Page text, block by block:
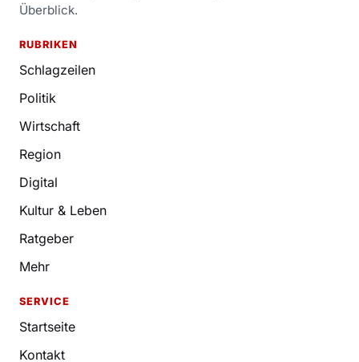
Überblick.
RUBRIKEN
Schlagzeilen
Politik
Wirtschaft
Region
Digital
Kultur & Leben
Ratgeber
Mehr
SERVICE
Startseite
Kontakt